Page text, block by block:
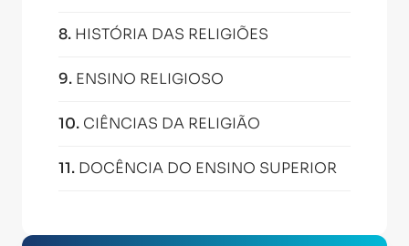
8. HISTÓRIA DAS RELIGIÕES
9. ENSINO RELIGIOSO
10. CIÊNCIAS DA RELIGIÃO
11. DOCÊNCIA DO ENSINO SUPERIOR